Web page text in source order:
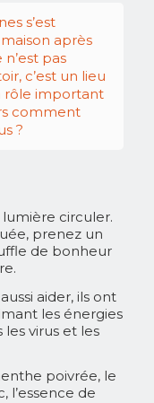
s’est
après
pas
c’est un lieu
rôle important
comment
?
lumière circuler.
prenez un
de bonheur
aider, ils ont
les énergies
les virus et les
poivrée, le
l’essence de